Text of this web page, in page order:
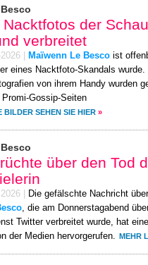
der
verbreitet
Maïwenn Le Besco ist
eines Nacktfoto-Skandals
von ihrem Handy wurden
Gossip-Seiten
BILDER SEHEN SIE HIER »
über den Tod
Die gefälschte Nachricht
, die am Donnerstagabend
Twitter verbreitet wurde, hat
der Medien hervorgerufen. MEHR